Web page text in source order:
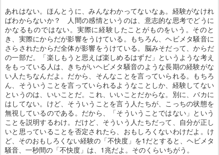
あれはない。ほんとうに、みんなわかってないなぁ。経験がなけれ
ばわからないか？ 人間の感情というのは、意志的な思考でどうに
かなるものではない。実際に経験したことがものをいう。そのと
き、実際にからだが影響をうけている。もちろん、ヘビメタ騒音に
さらされたからだ全体が影響をうけている。脳みそだって、からだ
の一部だ。「楽しもうと思えば楽しめるはずだ」というような考え
をもっている人は、きちがいヘビメタ騒音のような長期の経験がな
い人たちなんだよ。だから、そんなことを言っていられる。もちろ
ん、そういうことを言っていられるようなことしか、経験してない
というのは、いいことだ。これ、いいことだからな。別に、バカに
はしてない。けど、そういうことを言う人たちが、こっちの状態を
無視しているのである。だから、「そういうことではない」という
ことを説明するわけ。だけど、そういう人たちだって、自分が正し
いと思っていることを否定されたら、おもしろくないわけだよ。け
ど、そのおもしろくない経験の「不快度」を1だとすると、ヘビメタ
騒音、一秒間の「不快度」は、1兆だよ。そのくらいちがう。